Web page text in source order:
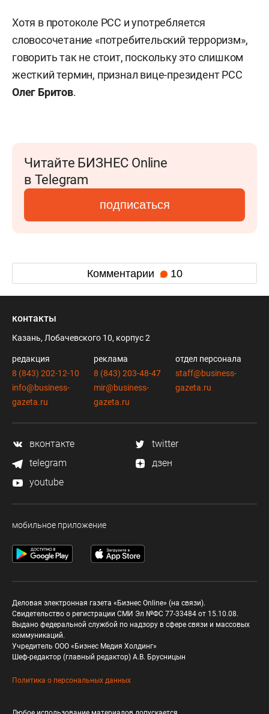
Хотя в протоколе РСС и употребляется
словосочетание «потребительский терроризм»,
говорить так не стоит, поскольку это слишком
жесткий термин, признал вице-президент РСС
Олег Бритов.
Читайте БИЗНЕС Online
в Telegram
подписаться
Комментарии 10
контакты
Казань, Лобачевского 10, корпус 2
редакция
8 (843) 202-12-10
info@business-
gazeta.ru
реклама
8 (843) 203-48-47
mir@business-
gazeta.ru
отдел персонала
staff@business-
gazeta.ru
вконтакте
twitter
telegram
дзен
youtube
мобильное приложение
Деловая электронная газета «Бизнес Online» (на связи).
Свидетельство о регистрации СМИ Эл №ФС 77-33484 от 15.10.08.
Выдано федеральной службой по надзору в сфере связи и массовых
коммуникаций.
Учредитель ООО «Бизнес Медия Холдинг»
Шеф-редактор (главный редактор) А.В. Брусницын
Политика о персональных данных